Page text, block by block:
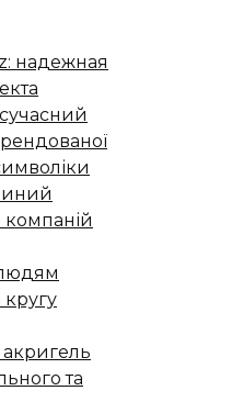
надежная
кругу
акригель
та